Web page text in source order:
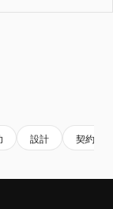
設計 契約